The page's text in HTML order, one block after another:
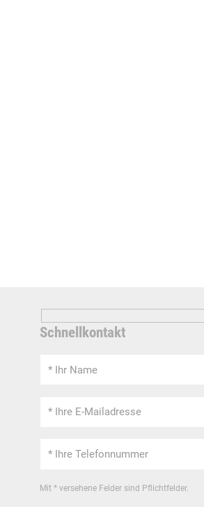
Schnellkontakt
Mit * versehene Felder sind Pflichtfelder.